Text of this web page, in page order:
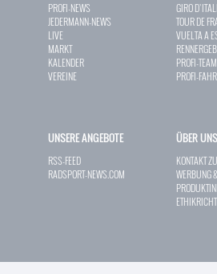
PROFI-NEWS
JEDERMANN-NEWS
LIVE
MARKT
KALENDER
VEREINE
GIRO
TOUR DE
VUELTA A
PROFI-
PROFI-
UNSERE ANGEBOTE
RSS-FEED
RADSPORT-NEWS.COM
ÜBER UNS
KONTAKT
WERBUNG